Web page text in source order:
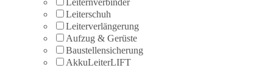
Leiterschuh
Leiterverlängerung
Aufzug & Gerüste
Baustellensicherung
AkkuLeiterLIFT